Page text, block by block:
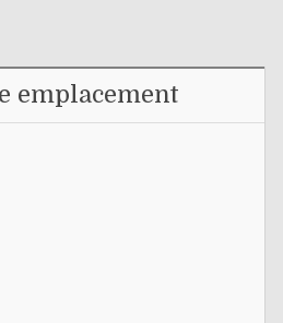
emplacement